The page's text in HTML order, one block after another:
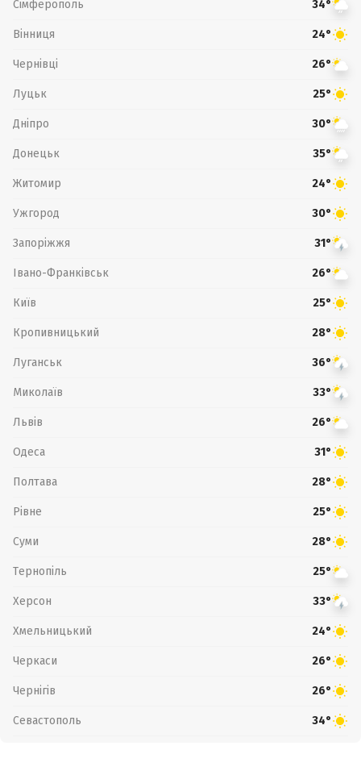
Сімферополь 34°
Вінниця 24°
Чернівці 26°
Луцьк 25°
Дніпро 30°
Донецьк 35°
Житомир 24°
Ужгород 30°
Запоріжжя 31°
Івано-Франківськ 26°
Київ 25°
Кропивницький 28°
Луганськ 36°
Миколаїв 33°
Львів 26°
Одеса 31°
Полтава 28°
Рівне 25°
Суми 28°
Тернопіль 25°
Херсон 33°
Хмельницький 24°
Черкаси 26°
Чернігів 26°
Севастополь 34°